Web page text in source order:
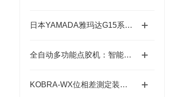
日本YAMADA雅玛达G15系列超耐腐智能气动隔膜泵四川代理店
全自动多功能点胶机：智能制造中的精密“画师”
KOBRA-WX位相差測定装置：高精度光学相位测量的关键技术解析